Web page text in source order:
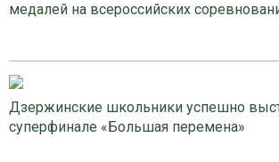
медалей на всероссийских
Дзержинские школьники успешно
суперфинале «Большая перемена»